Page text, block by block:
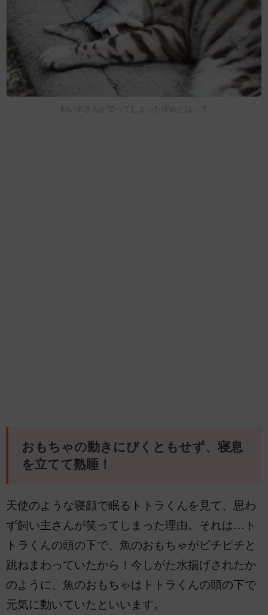
飼い主さんが笑ってしまった理由とは…？
おもちゃの動きにびくともせず、寝息
を立てて熟睡！
天使のような寝顔で眠るトトラくんを見て、思わ
ず飼い主さんが笑ってしまった理由。それは…ト
トラくんの頭の下で、魚のおもちゃがピチピチと
跳ねまわっていたから！今しがた水揚げされたか
のように、魚のおもちゃはトトラくんの頭の下で
元気に動いていたといいます。